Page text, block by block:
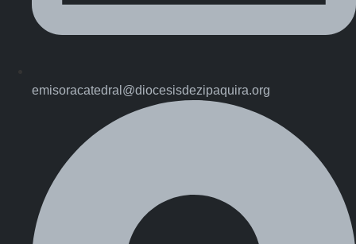
emisoracatedral@diocesisdezipaquira.org